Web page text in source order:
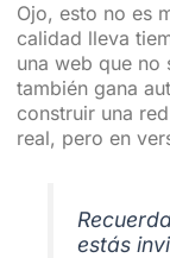
Ojo, esto no es
calidad lleva
una web que no
también gana
construir una
real, pero en
estás